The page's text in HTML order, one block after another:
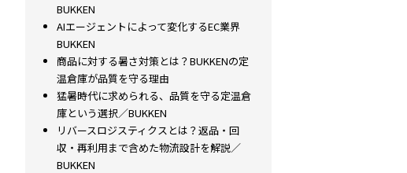
BUKKEN
AIエージェントによって変化するEC業界
BUKKEN
商品に対する暑さ対策とは？BUKKENの定
温倉庫が品質を守る理由
猛暑時代に求められる、品質を守る定温倉
庫という選択／BUKKEN
リバースロジスティクスとは？返品・回
収・再利用まで含めた物流設計を解説／
BUKKEN